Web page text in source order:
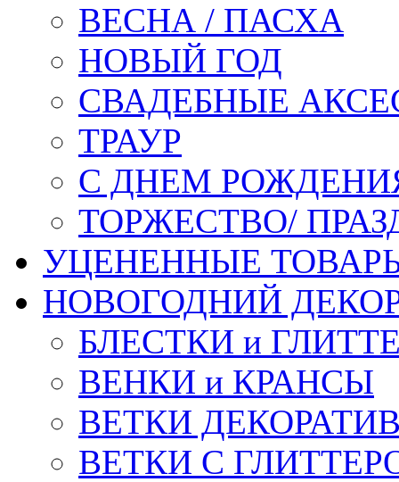
ВЕСНА / ПАСХА
НОВЫЙ ГОД
СВАДЕБНЫЕ
ТРАУР
С ДНЕМ
ТОРЖЕСТВО/
УЦЕНЕННЫЕ
НОВОГОДНИЙ
БЛЕСТКИ и
ВЕНКИ и КРАНСЫ
ВЕТКИ
ВЕТКИ С